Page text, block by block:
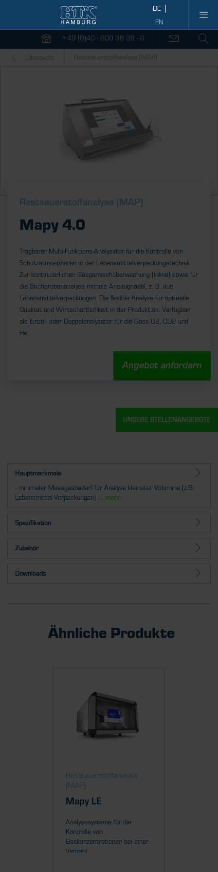
+49 (0)40 - 600 38 38 - 0
Übersicht Restsauerstoffanalyse (MAP)
Restsauerstoff­analyse (MAP)
Mapy 4.0
Tragbarer Multi-Funktions-Analysator für die Kontrolle von
Schutzatmosphären in der Lebensmittelverpackungstechnik.
Zur kontinuierlichen Gasgemischüberwachung (inline) sowie für
die Stichprobenanalyse mittels Ansaugnadel, z. B. aus
Lebensmittelverpackungen. Die flexible Analyse für optimale
Qualität und Wirtschaftlichkeit in der Produktion. Verfügbar
als Einzel- oder Doppelanalysator für die Gase O2, CO2 und
He.
Angebot anfordern
Hauptmerkmale
- minimaler Messgasbedarf für Analyse kleinster Volumina (z.B.
Lebensmittel-Verpackungen) -... mehr
Spezifikation
Zubehör
Downloads
Ähnliche Produkte
Restsauerstoff­analyse
(MAP)
Mapy LE
Analysesysteme für die
Kontrolle von
Gaskonzentrationen bei einer
Vielzahl...
UNSERE STELLENANGEBOTE